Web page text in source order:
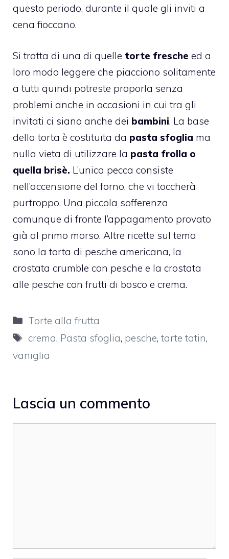
questo periodo, durante il quale gli inviti a
cena fioccano.
Si tratta di una di quelle torte fresche ed a
loro modo leggere che piacciono solitamente
a tutti quindi potreste proporla senza
problemi anche in occasioni in cui tra gli
invitati ci siano anche dei bambini. La base
della torta è costituita da pasta sfoglia ma
nulla vieta di utilizzare la pasta frolla o
quella brisè. L’unica pecca consiste
nell’accensione del forno, che vi toccherà
purtroppo. Una piccola sofferenza
comunque di fronte l’appagamento provato
già al primo morso. Altre ricette sul tema
sono la torta di pesche americana, la
crostata crumble con pesche e la crostata
alle pesche con frutti di bosco e crema.
Categorie
Torte alla frutta
Tag
crema, Pasta sfoglia, pesche,tarte tatin,
vaniglia
Lascia un commento